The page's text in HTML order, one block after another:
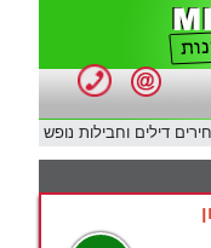
דילים וחבילות נופש